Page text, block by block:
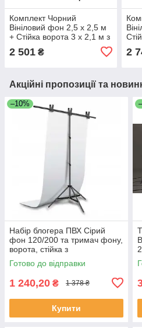
Комплект Чорний
Вініловий фон 2,5 х 2,5 м
+ Стійка ворота 3 х 2,1 м з
2 501 ₴ 2
Акційні пропозиції та
–10%
Набір блогера ПВХ Сірий
фон 120/200 та тримач фону,
ворота, стійка з
перекладиною 2.2х1,5м
Готово до відправки
1 240,20 ₴ 1 378 ₴
Купити